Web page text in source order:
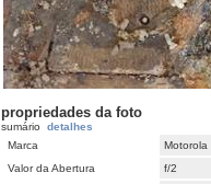
propriedades da foto
sumário detalhes
Marca
Motorola
Valor da Abertura
f/2